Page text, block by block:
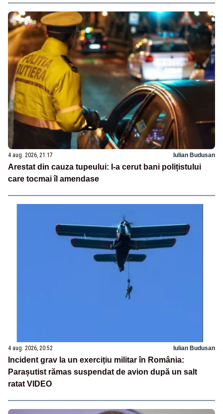
4 aug. 2026, 21:17 Iulian Budusan
Arestat din cauza tupeului: I-a cerut bani polițistului
care tocmai îl amendase
4 aug. 2026, 20:52 Iulian Budusan
Incident grav la un exercițiu militar în România:
Parașutist rămas suspendat de avion după un salt
ratat VIDEO